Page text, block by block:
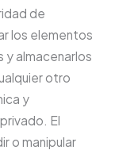
de
los elementos
y almacenarlos
otro
y
El
o manipular